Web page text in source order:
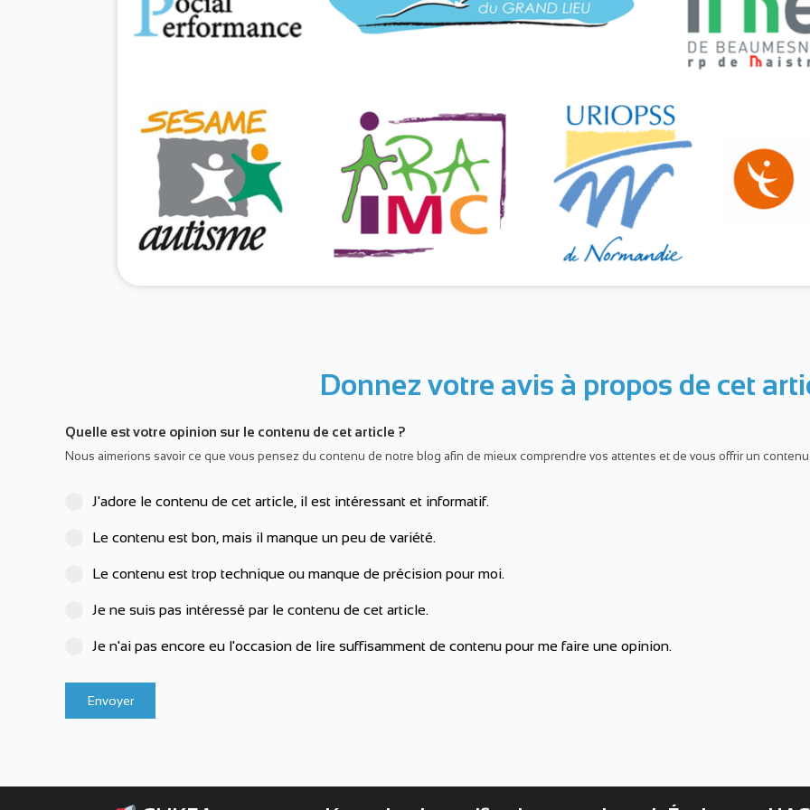
Donnez votre avis à propos de cet
Quelle est votre opinion sur le contenu de cet article ?
Nous aimerions savoir ce que vous pensez du contenu de notre blog afin de mieux comprendre vos attentes et de vous offrir un
J'adore le contenu de cet article, il est intéressant et informatif.
Le contenu est bon, mais il manque un peu de variété.
Le contenu est trop technique ou manque de précision pour moi.
Je ne suis pas intéressé par le contenu de cet article.
Je n'ai pas encore eu l'occasion de lire suffisamment de contenu pour me faire une opinion.
Envoyer